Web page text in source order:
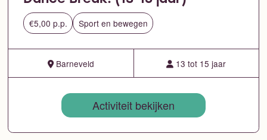
€5,00 p.p. Sport en bewegen
Barneveld 13 tot 15 jaar
Activiteit bekijken